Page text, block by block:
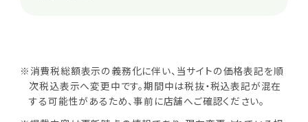
※消費税総額表示の義務化に伴い、当サイトの価格表記を順
次税込表示へ変更中です。期間中は税抜・税込表記が混在
する可能性があるため、事前に店舗へご確認ください。